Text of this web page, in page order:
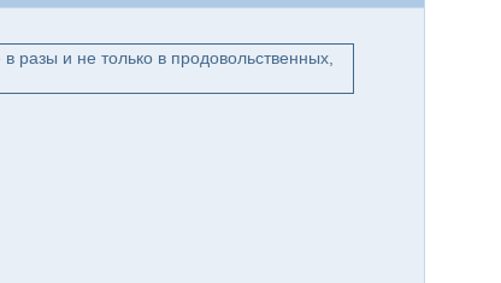
и не только в продовольственных,